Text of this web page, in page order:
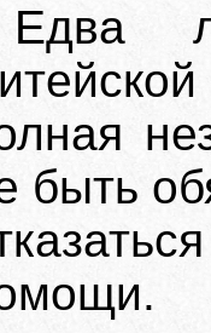
Едва
быть